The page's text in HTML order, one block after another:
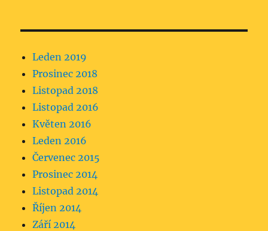
Leden 2019
Prosinec 2018
Listopad 2018
Listopad 2016
Květen 2016
Leden 2016
Červenec 2015
Prosinec 2014
Listopad 2014
Říjen 2014
Září 2014